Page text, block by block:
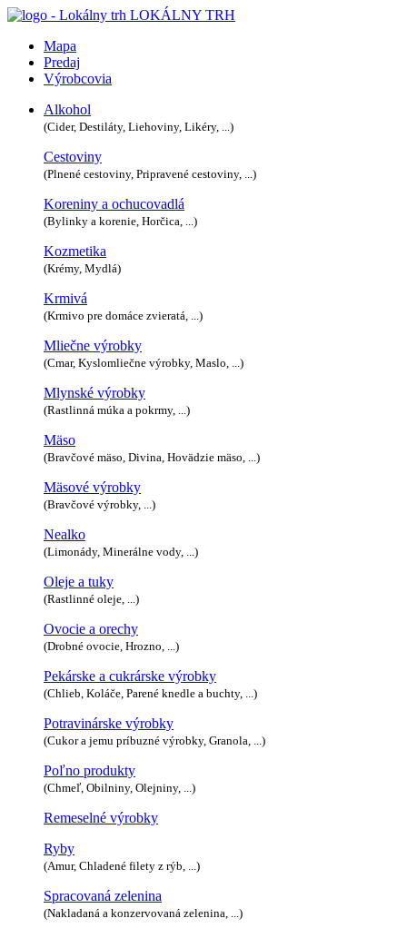
LOKÁLNY TRH
Mapa
Predaj
Výrobcovia
Alkohol
(Cider, Destiláty, Liehoviny, Likéry, ...)
Cestoviny
(Plnené cestoviny, Pripravené cestoviny, ...)
Koreniny a ochucovadlá
(Bylinky a korenie, Horčica, ...)
Kozmetika
(Krémy, Mydlá)
Krmivá
(Krmivo pre domáce zvieratá, ...)
Mliečne výrobky
(Cmar, Kyslomliečne výrobky, Maslo, ...)
Mlynské výrobky
(Rastlinná múka a pokrmy, ...)
Mäso
(Bravčové mäso, Divina, Hovädzie mäso, ...)
Mäsové výrobky
(Bravčové výrobky, ...)
Nealko
(Limonády, Minerálne vody, ...)
Oleje a tuky
(Rastlinné oleje, ...)
Ovocie a orechy
(Drobné ovocie, Hrozno, ...)
Pekárske a cukrárske výrobky
(Chlieb, Koláče, Parené knedle a buchty, ...)
Potravinárske výrobky
(Cukor a jemu príbuzné výrobky, Granola, ...)
Poľno produkty
(Chmeľ, Obilniny, Olejniny, ...)
Remeselné výrobky
Ryby
(Amur, Chladené filety z rýb, ...)
Spracovaná zelenina
(Nakladaná a konzervovaná zelenina, ...)